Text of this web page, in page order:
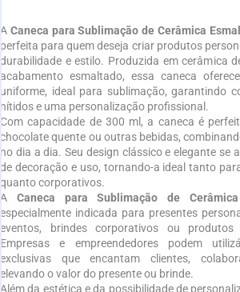
A Caneca para Sublimação de Cerâmica
perfeita para quem deseja criar produtos
durabilidade e estilo. Produzida em cerâmica
acabamento esmaltado, essa caneca
uniforme, ideal para sublimação, garantindo
nítidos e uma personalização profissional.
Com capacidade de 300 ml, a caneca é
chocolate quente ou outras bebidas,
no dia a dia. Seu design clássico e elegante se
de decoração e uso, tornando-a ideal tanto
quanto corporativos.
A Caneca para Sublimação de
especialmente indicada para presentes
eventos, brindes corporativos ou
Empresas e empreendedores podem
exclusivas que encantam clientes,
elevando o valor do presente ou brinde.
Além da estética e da possibilidade de